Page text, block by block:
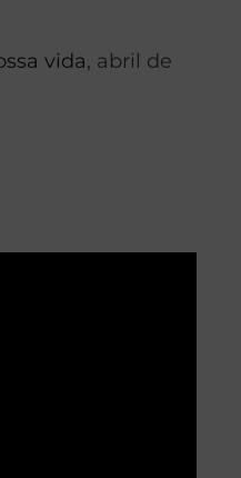
vida, abril de